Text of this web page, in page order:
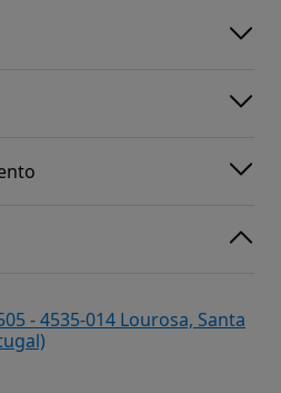
- 4535-014 Lourosa, Santa